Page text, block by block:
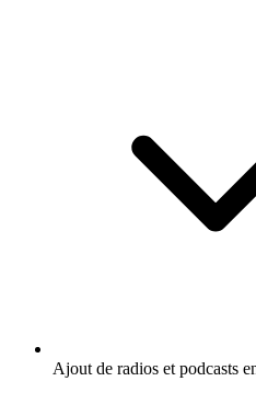
Ajout de radios et podcasts